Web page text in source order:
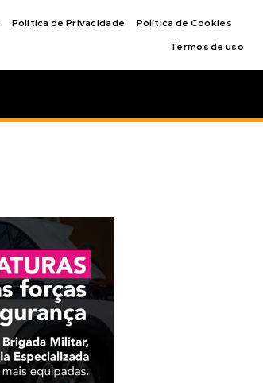
Política de Privacidade
Política de Cookies
Termos de uso